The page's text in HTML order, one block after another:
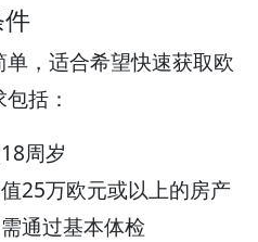
，适合希望快速获取欧
括：
周岁
25万欧元或以上的房产
通过基本体检